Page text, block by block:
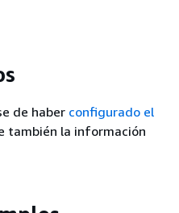
de haber configurado el
también la información